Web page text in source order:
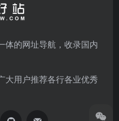
体的网址导航，收录国内
大用户推荐各行各业优秀